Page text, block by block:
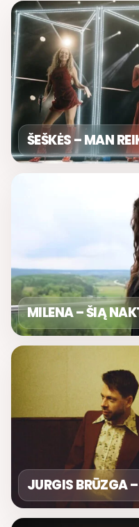
ŠEŠKĖS – MAN
MILENA – ŠIĄ
JURGIS BRŪZGA